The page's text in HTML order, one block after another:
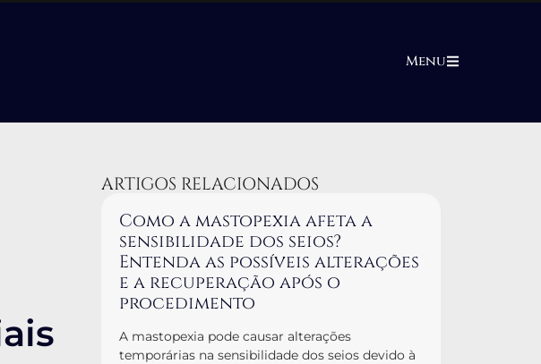
Menu
ARTIGOS RELACIONADOS
Como a mastopexia afeta a
sensibilidade dos seios?
Entenda as possíveis alterações
e a recuperação após o
procedimento
A mastopexia pode causar alterações
temporárias na sensibilidade dos seios devido à